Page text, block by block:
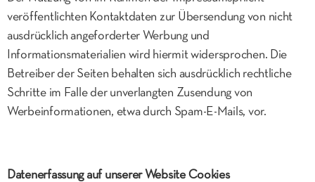
veröffentlichten Kontaktdaten zur Übersendung von nicht
ausdrücklich angeforderter Werbung und
Informationsmaterialien wird hiermit widersprochen. Die
Betreiber der Seiten behalten sich ausdrücklich rechtliche
Schritte im Falle der unverlangten Zusendung von
Werbeinformationen, etwa durch Spam-E-Mails, vor.
Datenerfassung auf unserer Website Cookies